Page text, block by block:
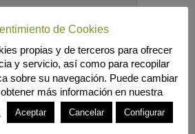
de Cookies
propias y de terceros para ofrecer
y servicio, así como para recopilar
sobre su navegación. Puede cambiar
más información en nuestra
Aceptar Cancelar Configurar